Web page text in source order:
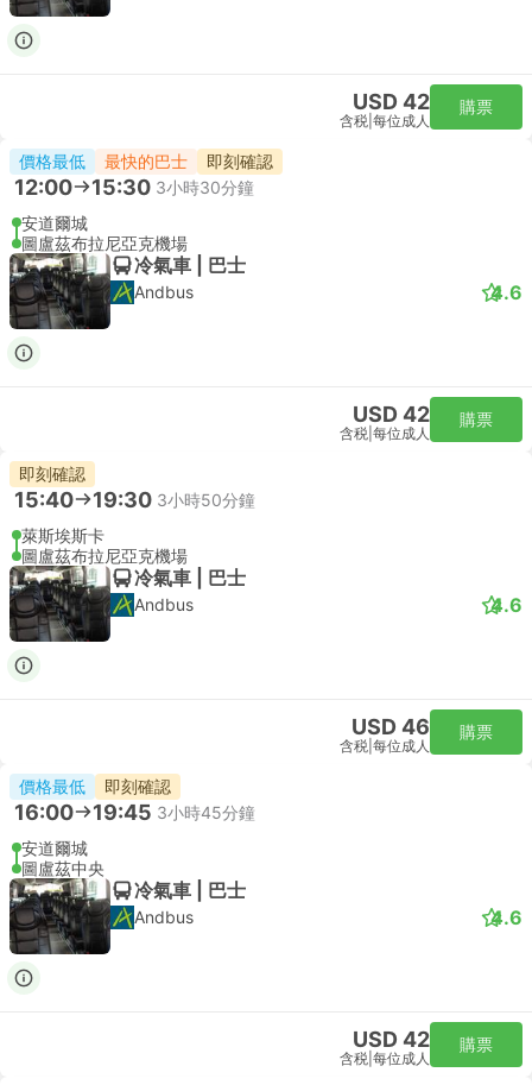
USD 42
含税 每位成人
購票
價格最低 最快的巴士 即刻確認
12:00 15:30 3小時30分鐘
安道爾城
圖盧茲布拉尼亞克機場
冷氣車 | 巴士
Andbus 4.6
USD 42
含税 每位成人
購票
即刻確認
15:40 19:30 3小時50分鐘
萊斯埃斯卡
圖盧茲布拉尼亞克機場
冷氣車 | 巴士
Andbus 4.6
USD 46
含税 每位成人
購票
價格最低 即刻確認
16:00 19:45 3小時45分鐘
安道爾城
圖盧茲中央
冷氣車 | 巴士
Andbus 4.6
USD 42
含税 每位成人
購票